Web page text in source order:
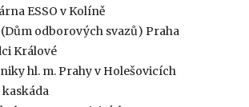
ESSO v Kolíně
odborových svazů) Praha
Králové
hl. m. Prahy v Holešovicích
kaskáda